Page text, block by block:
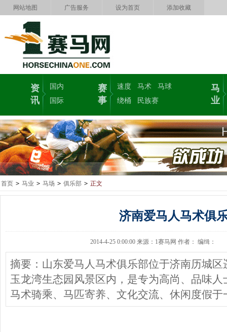
网站地图 广告服务 设为首页 添加收藏
资
讯
国内
国际
赛
事
速度 马术
马球
绕桶
民族赛
马
业
首页 > 马业 > 马场 > 俱乐部 > 正文
济南爱马人马术俱
2014-4-25 0:00:00 来源：1赛马网 作者： 编缉：
摘要：山东爱马人马术俱乐部位于济南历城
玉龙湾生态园风景区内，是专为高尚、品味
马术骑乘、马匹寄养、文化交流、休闲度假